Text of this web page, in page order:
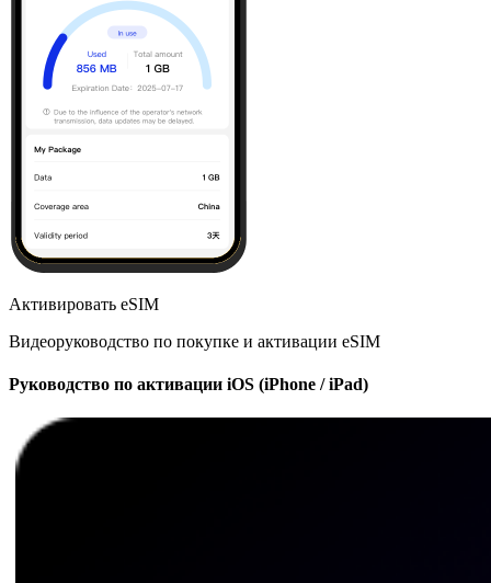
Активировать eSIM
Видеоруководство по покупке и активации eSIM
Руководство по активации iOS (iPhone / iPad)